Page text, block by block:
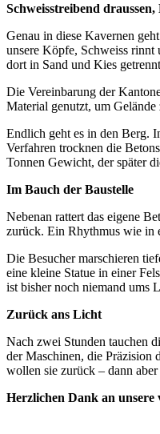
Schweisstreibend
Genau in diese Kavernen
unsere Köpfe, Schweiss rinnt
dort in Sand und Kies
Die Vereinbarung der
Material genutzt, um
Endlich geht es in den Berg.
Verfahren trocknen die
Tonnen Gewicht, der später
Im Bauch der Baustelle
Nebenan rattert das eigene
zurück. Ein Rhythmus wie in
Die Besucher marschieren
eine kleine Statue in einer
ist bisher noch niemand ums
Zurück ans Licht
Nach zwei Stunden tauchen
der Maschinen, die Präzision
wollen sie zurück – dann
Herzlichen Dank an